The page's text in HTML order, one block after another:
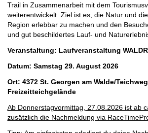
Trail in Zusammenarbeit mit dem
weiterentwickelt. Ziel ist es, die Natur und
Region erlebbar zu machen und den
und gut beschildertes Lauf- und
Veranstaltung: Laufveranstaltung
Datum: Samstag 29. August 2026
Ort: 4372 St. Georgen am Walde/
Freizeitteichgelände
Ab Donnerstagvormittag, 27.08.2026 ist ab
zusätzlich die Nachmeldung via